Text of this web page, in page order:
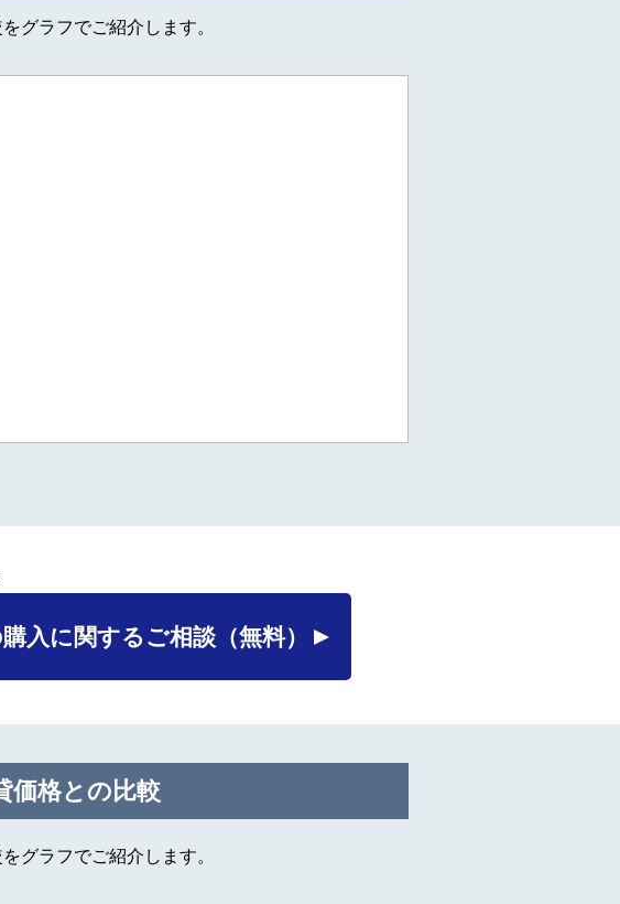
グラフでご紹介します。
入に関するご相談 （無料）
価格との比較
グラフでご紹介します。